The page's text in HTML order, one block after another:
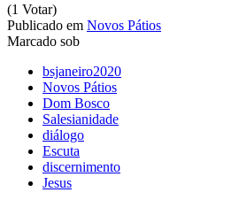
(1 Votar)
Publicado em Novos Pátios
Marcado sob
bsjaneiro2020
Novos Pátios
Dom Bosco
Salesianidade
diálogo
Escuta
discernimento
Jesus